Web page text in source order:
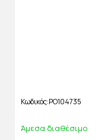
Κωδικός PO104735
Άμεσα διαθέσιμο